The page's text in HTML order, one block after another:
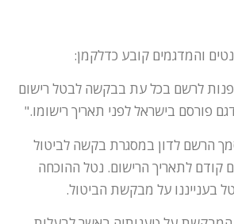
לרשם בכל עת בבקשה לבטל רישום
פורסם בישראל לפני תאריך רישומו."
הרשם לדון במסגרת בקשה לביטול
קודם לתאריך הרישום. נטל ההוכחה
בענייננו על מבקשת הביטול.